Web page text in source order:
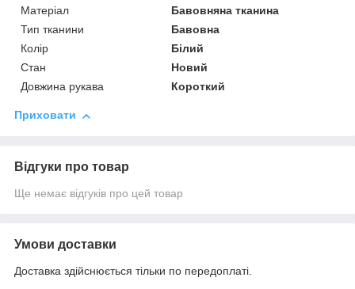
Матеріал
Бавовняна тканина
Тип тканини
Бавовна
Колір
Білий
Стан
Новий
Довжина рукава
Короткий
Приховати
Відгуки про товар
Ще немає відгуків про цей товар
Умови доставки
Доставка здійснюється тільки по передоплаті.